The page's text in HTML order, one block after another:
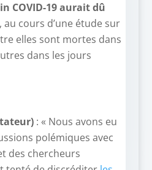
COVID-19 aurait dû
cours d’une étude sur
elles sont mortes dans
dans les jours
: « Nous avons eu
polémiques avec
des chercheurs